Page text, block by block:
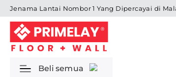
Skip
to
content
Jenama Lantai Nombor 1 Yang Dipercayai di
Beli semua